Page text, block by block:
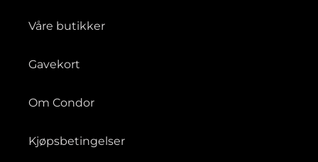
Våre butikker
Gavekort
Om Condor
Kjøpsbetingelser